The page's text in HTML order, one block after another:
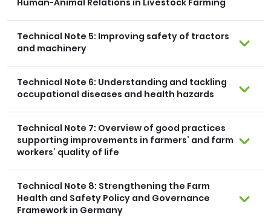
Human-Animal Relations in Livestock Farming
Technical Note 5: Improving safety of tractors
and machinery
Technical Note 6: Understanding and tackling
occupational diseases and health hazards
Technical Note 7: Overview of good practices
supporting improvements in farmers’ and farm
workers’ quality of life
Technical Note 8: Strengthening the Farm
Health and Safety Policy and Governance
Framework in Germany